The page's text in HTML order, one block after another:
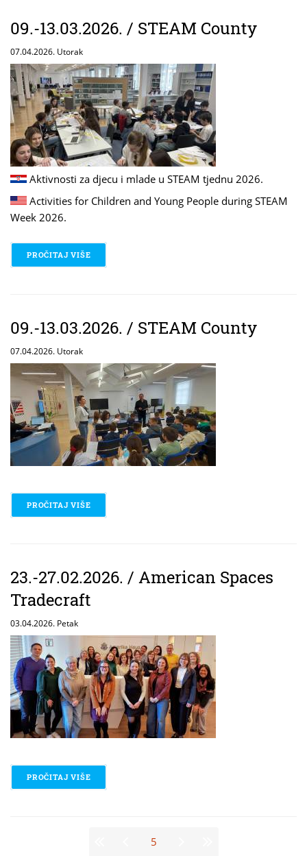
09.-13.03.2026. / STEAM County
07.04.2026. Utorak
Aktivnosti za djecu i mlade u STEAM tjednu 2026.
Activities for Children and Young People during STEAM
Week 2026.
PROČITAJ VIŠE
09.-13.03.2026. / STEAM County
07.04.2026. Utorak
PROČITAJ VIŠE
23.-27.02.2026. / American Spaces
Tradecraft
03.04.2026. Petak
PROČITAJ VIŠE
5